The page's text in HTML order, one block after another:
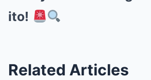
ito!
Related Articles